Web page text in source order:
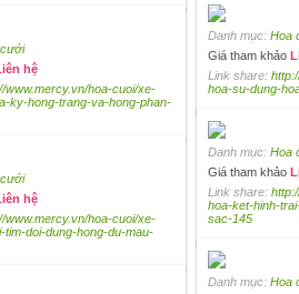
Danh mục: Hoa
Giá tham khảo
Link share:
hoa-su-dung-
hệ
www.mercy.vn/hoa-cuoi/xe-
ky-hong-trang-va-hong-phan-
Danh mục: Hoa
Giá tham khảo
Link share:
hoa-ket-hinh-
sac-145
hệ
www.mercy.vn/hoa-cuoi/xe-
tim-doi-dung-hong-du-mau-
Danh mục: Hoa